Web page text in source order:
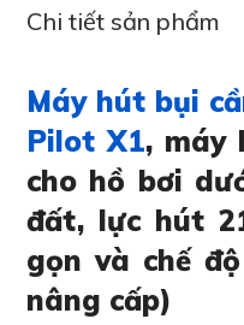
Chi tiết sản phẩm
Máy hút bụi
Pilot X1, máy
cho hồ bơi
đất, lực hút
gọn và chế
nâng cấp)